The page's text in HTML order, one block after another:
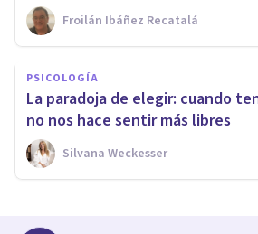
Froilán Ibáñez Recatalá
PSICOLOGÍA
La paradoja de elegir: cuando
no nos hace sentir más libres
Silvana Weckesser